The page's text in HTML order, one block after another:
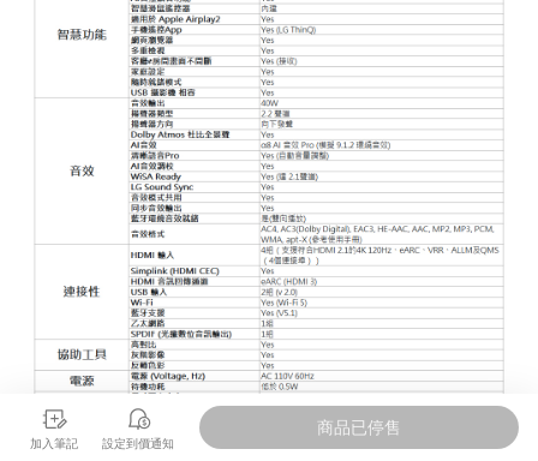
加入筆記 設定到價通知
商品已停售